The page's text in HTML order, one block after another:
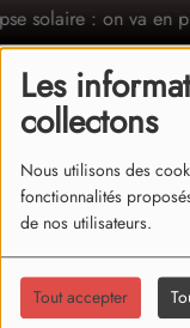
Les
collectons
Nous utilisons des
fonctionnalités
de nos utilisateurs.
Tout accepter
solaire : on va en
DAVID
SWIMS
GONE
(CLIP)